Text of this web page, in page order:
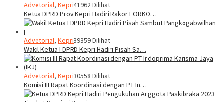
Advetorial, Kepri41962 Dilihat
Ketua DPRD Prov Kepri Hadiri Rakor FORKO…
Advetorial, Kepri39359 Dilihat
Wakil Ketua I DPRD Kepri Hadiri Pisah Sa…
Advetorial, Kepri30558 Dilihat
Komisi III Rapat Koordinasi dengan PT In…